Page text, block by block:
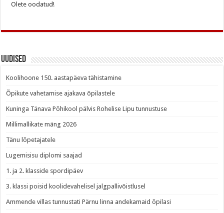
Olete oodatud!
Uudised
Koolihoone 150. aastapäeva tähistamine
Õpikute vahetamise ajakava õpilastele
Kuninga Tänava Põhikool pälvis Rohelise Lipu tunnustuse
Millimallikate mäng 2026
Tänu lõpetajatele
Lugemisisu diplomi saajad
1. ja 2. klasside spordipäev
3. klassi poisid koolidevahelisel jalgpallivõistlusel
Ammende villas tunnustati Pärnu linna andekamaid õpilasi